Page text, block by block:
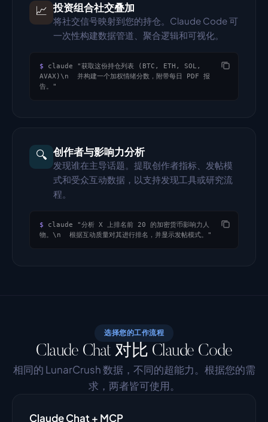
📈 投资组合社交叠加
将社交信号映射到您的持仓。Claude Code 可
一次性构建数据管道、聚合逻辑和可视化。
$
claude "获取这份持仓列表 (BTC, ETH, SOL,
AVAX)\n  并构建一个加权情绪分数，附带每日 PDF 报
告。"
🔍 创作者与影响力分析
发现谁在主导话题。提取创作者指标、发帖模
式和受众互动数据，以支持发现工具或研究流
程。
$
claude "分析 X 上排名前 20 的加密货币影响力人
物。\n  根据互动质量对其进行排名，并显示发帖模式。"
选择您的工作流程
Claude Chat 对比 Claude Code
相同的 LunarCrush 数据，不同的超能力。根据您的需
求，两者皆可使用。
Claude Chat + MCP